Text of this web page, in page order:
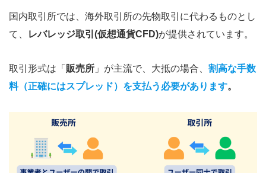
国内取引所では、海外取引所の先物取引に代わるものとし
て、
レバレッジ取引(仮想通貨CFD)が提供されています。
取引形式は「 販売所 」が主流で、大抵の場合、 割高な手数
料（正確にはスプレッド）を支払う必要があります。